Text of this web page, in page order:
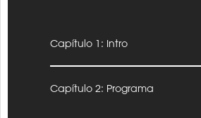
Capítulo 1: Intro
Capítulo 2: Programa